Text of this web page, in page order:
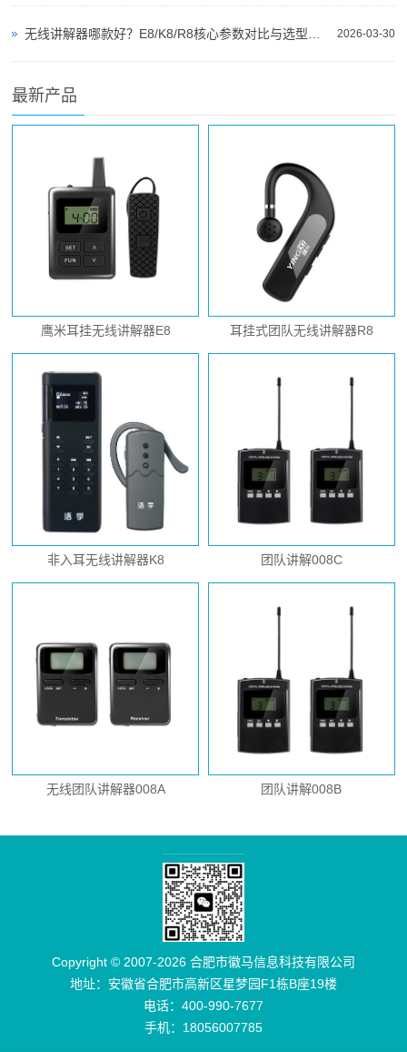
2026-03-30
最新产品
鹰米耳挂无线讲解器E8 耳挂式团队无线讲解器R8
非入耳无线讲解器K8 团队讲解008C
无线团队讲解器008A 团队讲解008B
Copyright © 2007-2026 合肥市徽马信息科技有限公司
地址：安徽省合肥市高新区星梦园F1栋B座19楼
电话：400-990-7677
手机：18056007785